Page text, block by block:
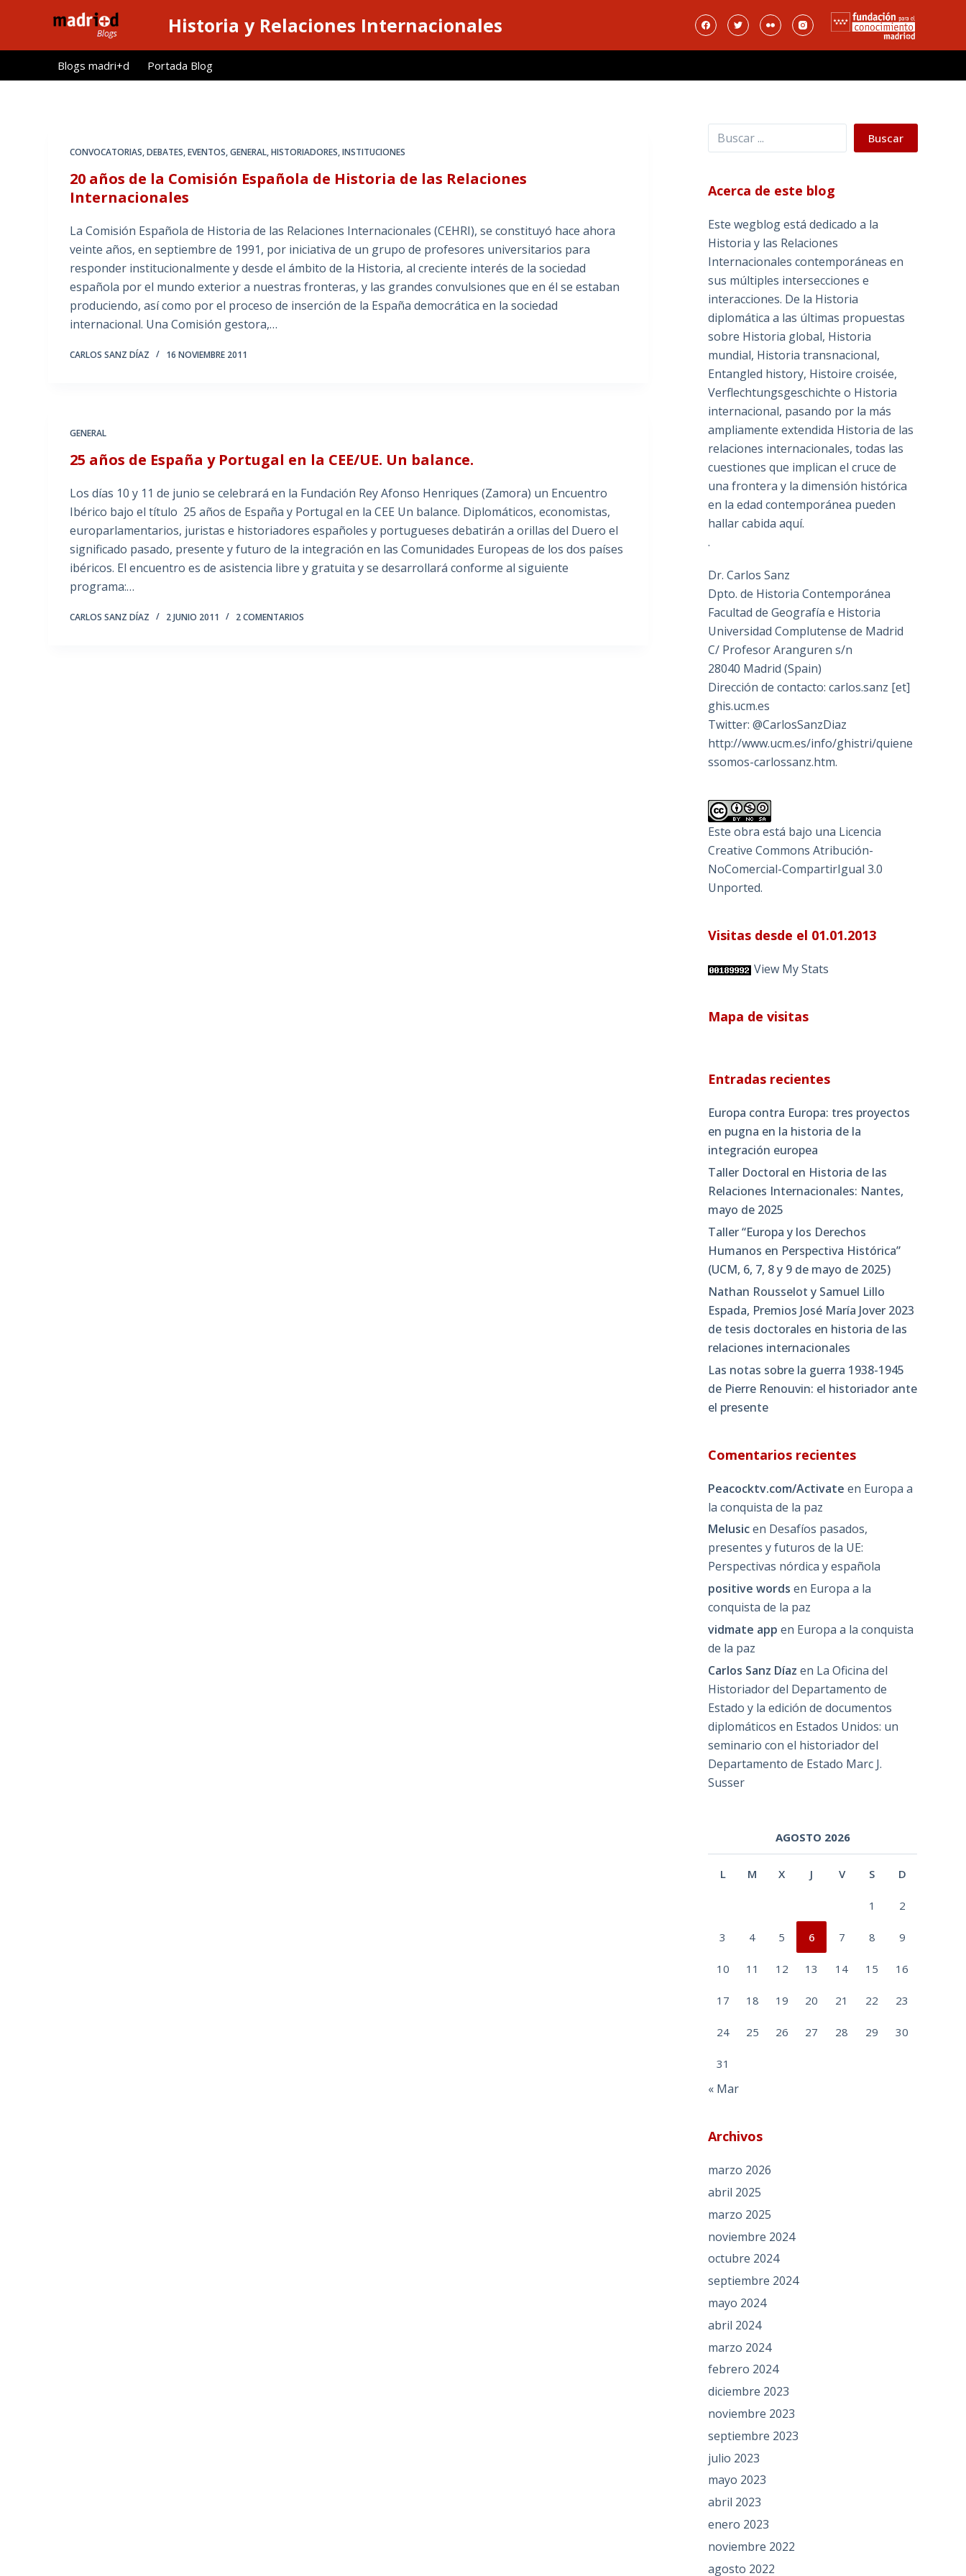
l
Historia y Relaciones Internacionales
Blogs madri+d Portada Blog
CONVOCATORIAS,DEBATES,EVENTOS,GENERAL,HISTORIADORES,INSTITUCIONES
20 años de la Comisión Española de Historia de las Relaciones
Internacionales
La Comisión Española de Historia de las Relaciones Internacionales (CEHRI), se constituyó hace ahora
veinte años, en septiembre de 1991, por iniciativa de un grupo de profesores universitarios para
responder institucionalmente y desde el ámbito de la Historia, al creciente interés de la sociedad
española por el mundo exterior a nuestras fronteras, y las grandes convulsiones que en él se estaban
produciendo, así como por el proceso de inserción de la España democrática en la sociedad
internacional. Una Comisión gestora,…
CARLOS SANZ DÍAZ 16 NOVIEMBRE 2011
GENERAL
25 años de España y Portugal en la CEE/UE. Un balance.
Los días 10 y 11 de junio se celebrará en la Fundación Rey Afonso Henriques (Zamora) un Encuentro
Ibérico bajo el título 25 años de España y Portugal en la CEE Un balance. Diplomáticos, economistas,
europarlamentarios, juristas e historiadores españoles y portugueses debatirán a orillas del Duero el
significado pasado, presente y futuro de la integración en las Comunidades Europeas de los dos países
ibéricos. El encuentro es de asistencia libre y gratuita y se desarrollará conforme al siguiente
programa:…
CARLOS SANZ DÍAZ 2 JUNIO 2011 2 COMENTARIOS
Buscar Buscar
Acerca de este blog
Este wegblog está dedicado a la
Historia y las Relaciones
Internacionales contemporáneas en
sus múltiples intersecciones e
interacciones. De la Historia
diplomática a las últimas propuestas
sobre Historia global, Historia
mundial, Historia transnacional,
Entangled history, Histoire croisée,
Verflechtungsgeschichte o Historia
internacional, pasando por la más
ampliamente extendida Historia de las
relaciones internacionales, todas las
cuestiones que implican el cruce de
una frontera y la dimensión histórica
en la edad contemporánea pueden
hallar cabida aquí.
.
Dr. Carlos Sanz
Dpto. de Historia Contemporánea
Facultad de Geografía e Historia
Universidad Complutense de Madrid
C/ Profesor Aranguren s/n
28040 Madrid (Spain)
Dirección de contacto: carlos.sanz [et]
ghis.ucm.es
Twitter: @CarlosSanzDiaz
http://www.ucm.es/info/ghistri/quiene
ssomos-carlossanz.htm.
Este obra está bajo una Licencia
Creative Commons Atribución-
NoComercial-CompartirIgual 3.0
Unported.
Visitas desde el 01.01.2013
View My Stats
Mapa de visitas
Entradas recientes
Europa contra Europa: tres proyectos
en pugna en la historia de la
integración europea
Taller Doctoral en Historia de las
Relaciones Internacionales: Nantes,
mayo de 2025
Taller “Europa y los Derechos
Humanos en Perspectiva Histórica”
(UCM, 6, 7, 8 y 9 de mayo de 2025)
Nathan Rousselot y Samuel Lillo
Espada, Premios José María Jover 2023
de tesis doctorales en historia de las
relaciones internacionales
Las notas sobre la guerra 1938-1945
de Pierre Renouvin: el historiador ante
el presente
Comentarios recientes
Peacocktv.com/Activate en Europa a
la conquista de la paz
Melusicen Desafíos pasados,
presentes y futuros de la UE:
Perspectivas nórdica y española
positive words en Europa a la
conquista de la paz
vidmate app en Europa a la conquista
de la paz
Carlos Sanz Díaz en La Oficina del
Historiador del Departamento de
Estado y la edición de documentos
diplomáticos en Estados Unidos: un
seminario con el historiador del
Departamento de Estado Marc J.
Susser
AGOSTO 2026
L M X J V S D
1 2
3 4 5 6 7 8 9
10 11 12 13 14 15 16
17 18 19 20 21 22 23
24 25 26 27 28 29 30
31
« Mar
Archivos
marzo 2026
abril 2025
marzo 2025
noviembre 2024
octubre 2024
septiembre 2024
mayo 2024
abril 2024
marzo 2024
febrero 2024
diciembre 2023
noviembre 2023
septiembre 2023
julio 2023
mayo 2023
abril 2023
enero 2023
noviembre 2022
agosto 2022